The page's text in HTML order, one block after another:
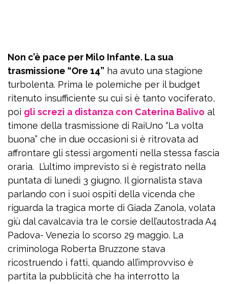
Non c’è pace per Milo Infante. La sua
trasmissione “Ore 14” ha avuto una stagione
turbolenta. Prima le polemiche per il budget
ritenuto insufficiente su cui si è tanto vociferato,
poi gli screzi a distanza con Caterina Balivo al
timone della trasmissione di RaiUno “La volta
buona” che in due occasioni si è ritrovata ad
affrontare gli stessi argomenti nella stessa fascia
oraria. L’ultimo imprevisto si è registrato nella
puntata di lunedì 3 giugno. Il giornalista stava
parlando con i suoi ospiti della vicenda che
riguarda la tragica morte di Giada Zanola, volata
giù dal cavalcavia tra le corsie dell’autostrada A4
Padova- Venezia lo scorso 29 maggio. La
criminologa Roberta Bruzzone stava
ricostruendo i fatti, quando all’improvviso è
partita la pubblicità che ha interrotto la